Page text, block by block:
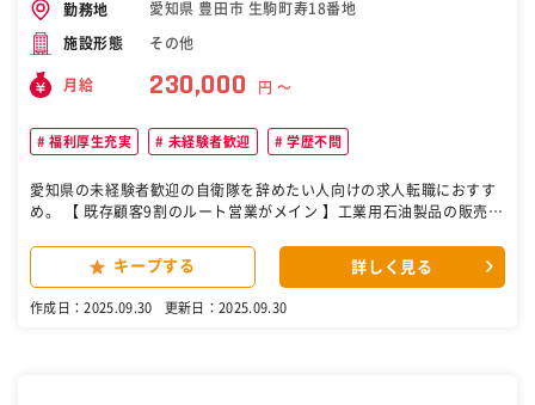
勤務地 愛知県 豊田市 生駒町寿18番地
施設形態 その他
月給 230,000 円 〜
福利厚生充実 未経験者歓迎 学歴不問
愛知県の未経験者歓迎の自衛隊を辞めたい人向けの求人転職におすす
め。 【 既存顧客9割のルート営業がメイン 】工業用石油製品の販売や
は グループ会社の自動車部品製造会社に対して 以下の製品の販売や改
善提案などをお任せします。 工業用石油製品（潤滑油、切削油等）の
すだけでなく、作業着を着て更油作業までこなすこともあります。
キープする 詳しく見る
作成日：2025.09.30 更新日：2025.09.30